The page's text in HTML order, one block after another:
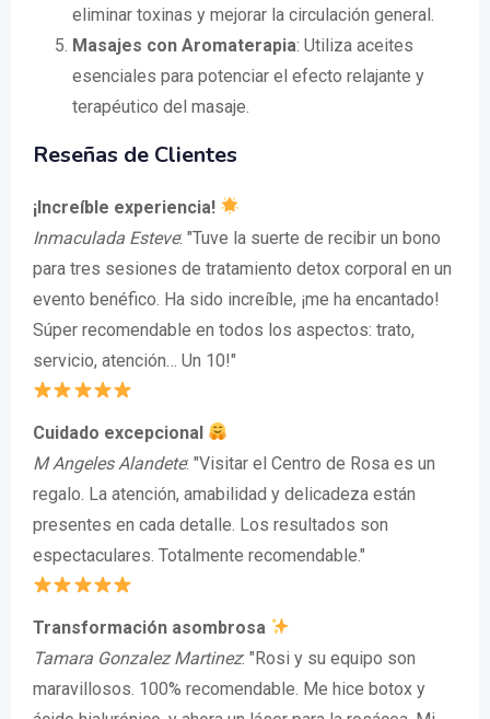
eliminar toxinas y mejorar la circulación general.
Masajes con Aromaterapia: Utiliza aceites
esenciales para potenciar el efecto relajante y
terapéutico del masaje.
Reseñas de Clientes
¡Increíble experiencia!
Inmaculada Esteve: "Tuve la suerte de recibir un bono
para tres sesiones de tratamiento detox corporal en un
evento benéfico. Ha sido increíble, ¡me ha encantado!
Súper recomendable en todos los aspectos: trato,
servicio, atención… Un 10!"
Cuidado excepcional
M Angeles Alandete: "Visitar el Centro de Rosa es un
regalo. La atención, amabilidad y delicadeza están
presentes en cada detalle. Los resultados son
espectaculares. Totalmente recomendable."
Transformación asombrosa
Tamara Gonzalez Martinez: "Rosi y su equipo son
maravillosos. 100% recomendable. Me hice botox y